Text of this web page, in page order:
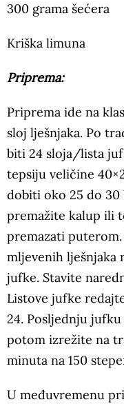
300 grama šećera
Kriška limuna
Priprema:
Priprema ide na
sloj lješnjaka. Po
biti 24 sloja/lista
tepsiju veličine
dobiti oko 25 do
premažite kalup ili
premazati
mljevenih lješnjaka
jufke. Stavite
Listove jufke
24. Posljednju
potom izrežite na
minuta na 150
U međuvremenu